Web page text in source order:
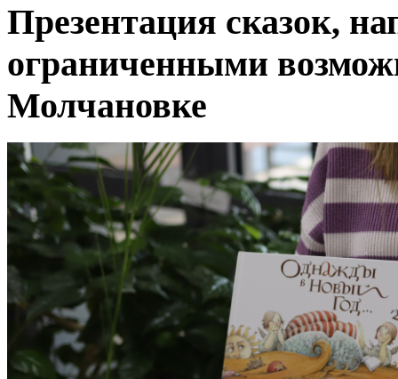
Презентация сказок,
ограниченными
Молчановке